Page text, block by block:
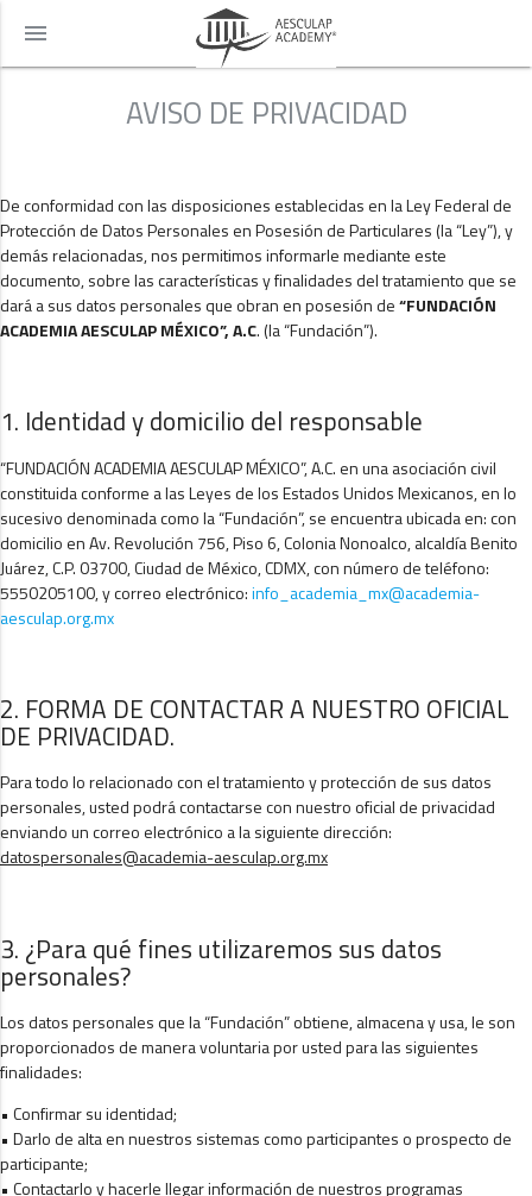
menu
AVISO DE PRIVACIDAD
De conformidad con las disposiciones establecidas en la Ley Federal de
Protección de Datos Personales en Posesión de Particulares (la “Ley”), y
demás relacionadas, nos permitimos informarle mediante este
documento, sobre las características y finalidades del tratamiento que se
dará a sus datos personales que obran en posesión de“FUNDACIÓN
ACADEMIA AESCULAP MÉXICO”, A.C. (la “Fundación”).
1. Identidad y domicilio del responsable
“FUNDACIÓN ACADEMIA AESCULAP MÉXICO”, A.C. en una asociación civil
constituida conforme a las Leyes de los Estados Unidos Mexicanos, en lo
sucesivo denominada como la “Fundación”, se encuentra ubicada en: con
domicilio en Av. Revolución 756, Piso 6, Colonia Nonoalco, alcaldía Benito
Juárez, C.P. 03700, Ciudad de México, CDMX, con número de teléfono:
5550205100, y correo electrónico:info_academia_mx@academia-
aesculap.org.mx
2. FORMA DE CONTACTAR A NUESTRO OFICIAL
DE PRIVACIDAD.
Para todo lo relacionado con el tratamiento y protección de sus datos
personales, usted podrá contactarse con nuestro oficial de privacidad
enviando un correo electrónico a la siguiente dirección:
datospersonales@academia-aesculap.org.mx
3. ¿Para qué fines utilizaremos sus datos
personales?
Los datos personales que la “Fundación” obtiene, almacena y usa, le son
proporcionados de manera voluntaria por usted para las siguientes
finalidades:
• Confirmar su identidad;
• Darlo de alta en nuestros sistemas como participantes o prospecto de
participante;
• Contactarlo y hacerle llegar información de nuestros programas